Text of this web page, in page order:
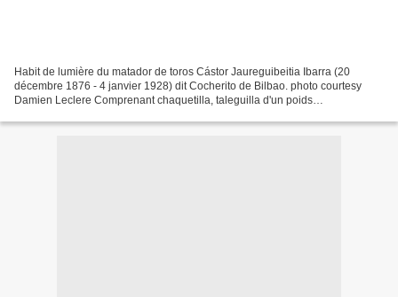
Habit de lumière du matador de toros Cástor Jaureguibeitia Ibarra (20
décembre 1876 - 4 janvier 1928) dit Cocherito de Bilbao. photo courtesy
Damien Leclere Comprenant chaquetilla, taleguilla d'un poids